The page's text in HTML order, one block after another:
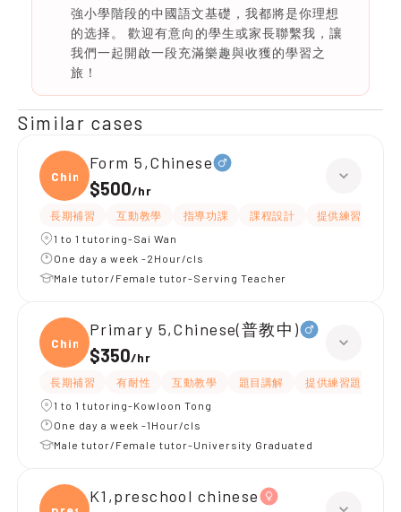
強小學階段的中國語文基礎，我都將是你理想
的选择。 歡迎有意向的學生或家長聯繫我，讓
我們一起開啟一段充滿樂趣與收獲的學習之
旅！
Similar cases
Chine
Form 5,Chinese
$500/hr
長期補習 互動教學 指導功課 課程設計
提供練習題/試題
1 to 1 tutoring-Sai Wan
One day a week -2Hour/cls
Male tutor/Female tutor-Serving Teacher
Chine
Primary 5,Chinese(普教中)
$350/hr
長期補習 有耐性 互動教學 題目講解
提供練習題/試題
1 to 1 tutoring-Kowloon Tong
One day a week -1Hour/cls
Male tutor/Female tutor-University Graduated
K1,preschool chinese